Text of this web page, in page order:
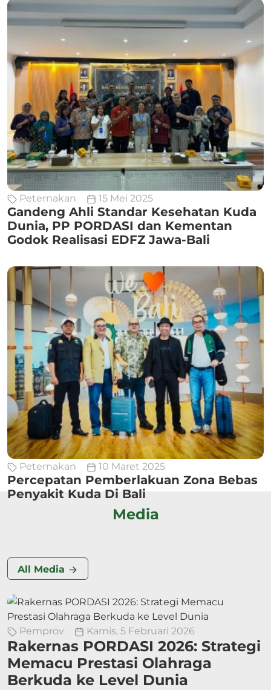
Peternakan 15 Mei 2025
Gandeng Ahli Standar Kesehatan Kuda
Dunia, PP PORDASI dan Kementan
Godok Realisasi EDFZ Jawa-Bali
Peternakan 10 Maret 2025
Percepatan Pemberlakuan Zona Bebas
Penyakit Kuda Di Bali
Media
All Media
Pemprov Kamis, 5 Februari 2026
Rakernas PORDASI 2026: Strategi
Memacu Prestasi Olahraga
Berkuda ke Level Dunia